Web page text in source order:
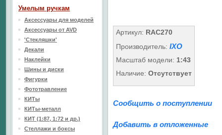
Артикул: RAC270
Производитель: IXO
Масштаб модели: 1:43
Наличие: Отсутствует
Сообщить о поступлении
Добавить в отложенные
Умелым ручкам
Аксессуары для моделей
Аксессуары от AVD
'Стекляшки'
Декали
Наклейки
Шины и диски
Фигурки
Фототравление
КИТы
КИТы-металл
КИТ (1:87, 1:72 и др.)
Стеллажи и боксы